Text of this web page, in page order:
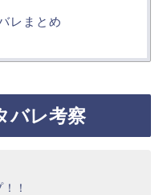
レまとめ
バレ考察
！